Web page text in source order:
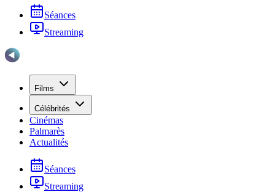
Séances
Streaming
Films
Célébrités
Cinémas
Palmarès
Actualités
Séances
Streaming